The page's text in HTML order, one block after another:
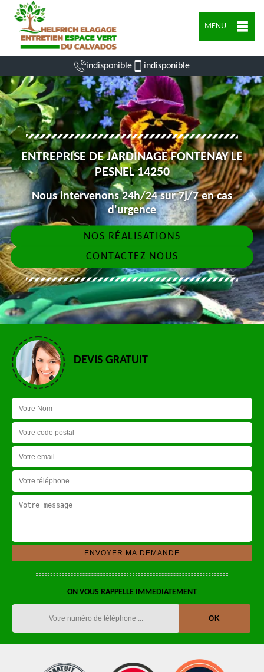
MENU
indisponible indisponible
ENTREPRISE DE JARDINAGE FONTENAY LE
PESNEL 14250
Nous intervenons 24h/24 sur 7j/7 en cas
d'urgence
NOS RÉALISATIONS
CONTACTEZ NOUS
DEVIS GRATUIT
ON VOUS RAPPELLE IMMEDIATEMENT